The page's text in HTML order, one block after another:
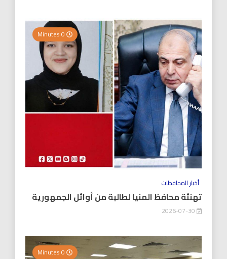
أخبار المحافظات
تهنئة محافظ المنيا لطالبة من أوائل الجمهورية